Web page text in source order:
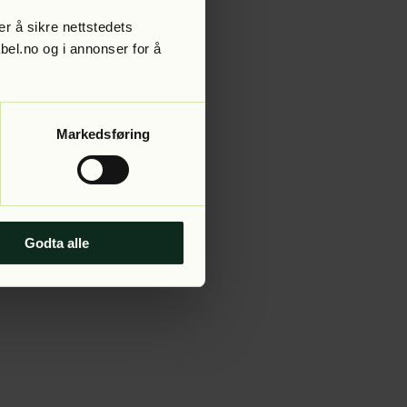
å sikre nettstedets
og i annonser for å
Markedsføring
Godta alle